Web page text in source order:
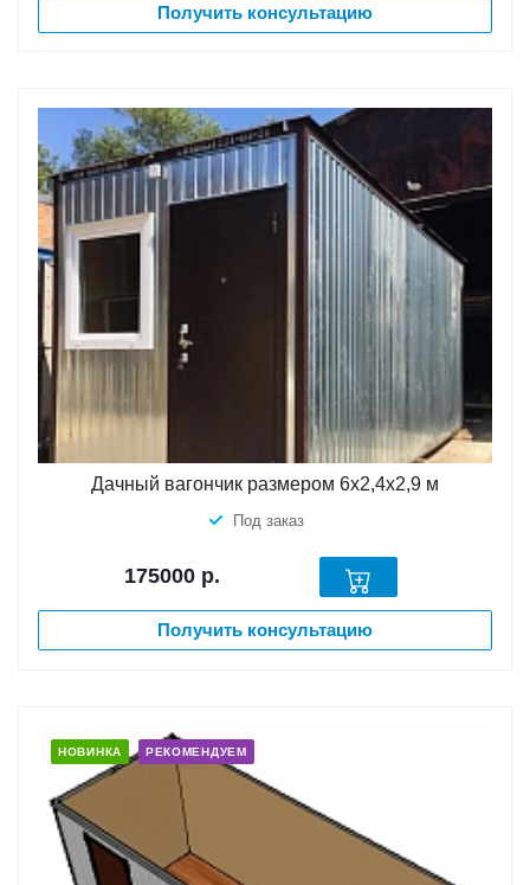
Получить консультацию
Дачный вагончик размером 6х2,4х2,9 м
Под заказ
175000 р.
Получить консультацию
НОВИНКА РЕКОМЕНДУЕМ